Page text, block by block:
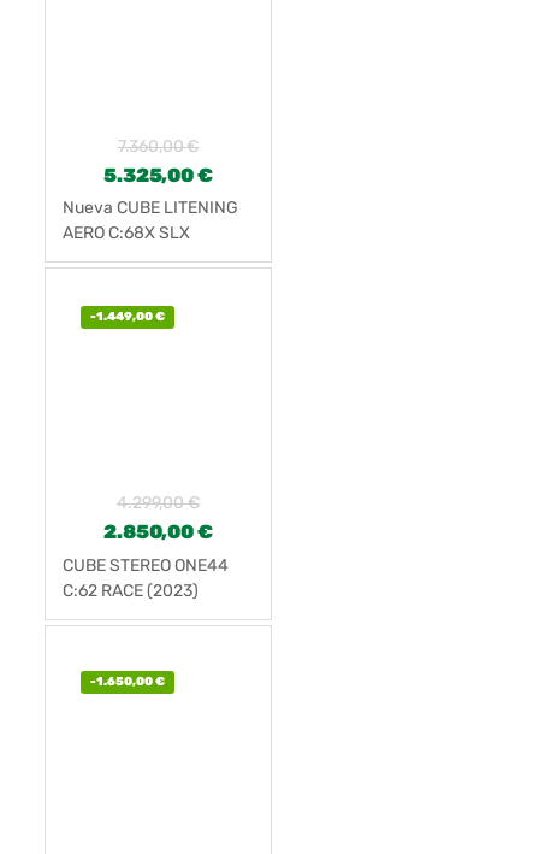
7.360,00€
5.325,00€
Nueva CUBE LITENING
AERO C:68X SLX
-1.449,00€
4.299,00€
2.850,00€
CUBE STEREO ONE44
C:62 RACE (2023)
-1.650,00€